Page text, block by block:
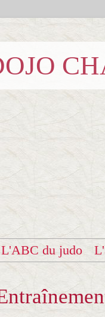
L'ABC du judo